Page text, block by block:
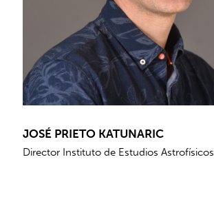
JOSÉ PRIETO KATUNARIC
Director Instituto de Estudios Astrofísicos